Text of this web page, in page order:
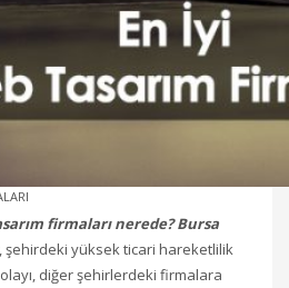
firmaları nerede? Bursa
, şehirdeki yüksek ticari hareketlilik
diğer şehirlerdeki firmalara